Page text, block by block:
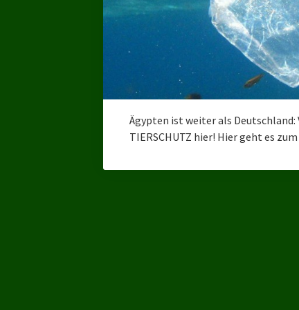
Ägypten ist weiter als
TIERSCHUTZ hier! Hier geht es